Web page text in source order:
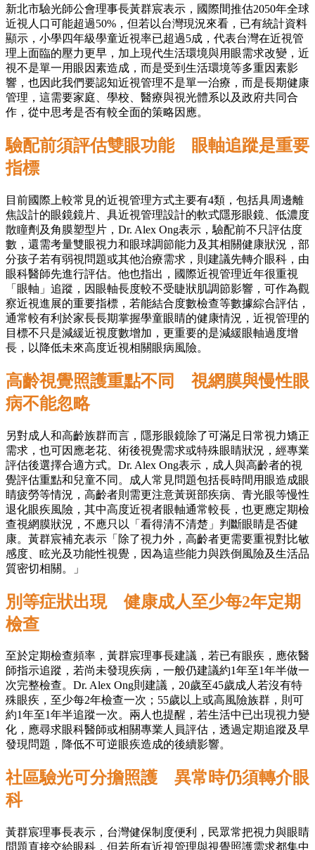
新北市驗光師公會理事長黃群宸表示，國際間推估2050年全球
近視人口可能超過50%，但若以台灣現況來看，已有統計資料
顯示，小學四年級學童近視率已超過5成，代表台灣在近視管
理上面臨的壓力更早，加上現代生活環境與用眼需求改變，近
視不是單一用眼因素造成，而是受到生活環境等多重因素影
響，也因此我們要認知近視管理不是單一治療，而是長期健康
管理，這需要家庭、學校、醫療與視光體系以及政府共同合
作，從中思考是否有較全面的策略因應。
驗配前須評估雙眼功能 眼軸追蹤是重要
指標
目前國際上較常見的近視管理方式主要有4類，包括具周邊離
焦設計的眼鏡鏡片、具近視管理設計的軟式隱形眼鏡、低濃度
散瞳劑及角膜塑型片，Dr. Alex Ong表示，驗配前不只評估度
數，還需考量雙眼視力和眼球調節能力及其相關健康狀況，部
分孩子若有弱視問題或其他治療需求，則建議先轉介眼科，由
眼科醫師先進行評估。他也指出，國際近視管理近年很重視
「眼軸」追蹤，因眼軸長度較不受睫狀肌調節影響，可作為觀
察近視進展的重要指標，若能結合度數檢查等數據綜合評估，
通常較有利於家長長期掌握學童眼睛的健康情況，近視管理的
目標不只是減緩近視度數增加，更重要的是減緩眼軸過度增
長，以降低未來高度近視相關眼病風險。
高齡視覺照護重點不同 視網膜與慢性眼
病不能忽略
另對成人和高齡族群而言，隱形眼鏡除了可滿足日常視力矯正
需求，也可因應老花、術後視覺需求或特殊眼睛狀況，經專業
評估後選擇合適方式。Dr. Alex Ong表示，成人與高齡者的視
覺評估重點和兒童不同。成人常見問題包括長時間用眼造成眼
睛疲勞等情況，高齡者則需更注意黃斑部疾病、青光眼等慢性
退化眼疾風險，其中高度近視者眼軸通常較長，也更應定期檢
查視網膜狀況，不應只以「看得清不清楚」判斷眼睛是否健
康。黃群宸補充表示「除了視力外，高齡者更需要重視對比敏
感度、眩光及功能性視覺，因為這些能力與跌倒風險及生活品
質密切相關。」
別等症狀出現 健康成人至少每2年定期
檢查
至於定期檢查頻率，黃群宸理事長建議，若已有眼疾，應依醫
師指示追蹤，若尚未發現疾病，一般仍建議約1年至1年半做一
次完整檢查。Dr. Alex Ong則建議，20歲至45歲成人若沒有特
殊眼疾，至少每2年檢查一次；55歲以上或高風險族群，則可
約1年至1年半追蹤一次。兩人也提醒，若生活中已出現視力變
化，應尋求眼科醫師或相關專業人員評估，透過定期追蹤及早
發現問題，降低不可逆眼疾造成的後續影響。
社區驗光可分擔照護 異常時仍須轉介眼
科
黃群宸理事長表示，台灣健保制度便利，民眾常把視力與眼睛
問題直接交給眼科，但若所有近視管理與視覺照護需求都集中